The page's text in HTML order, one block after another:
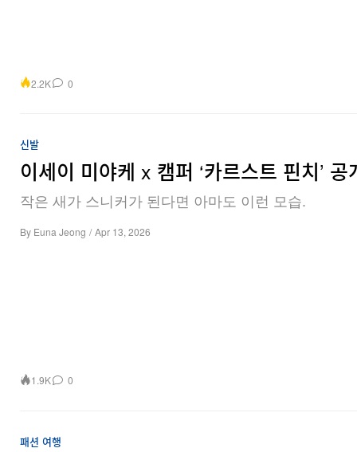
2.2K 0
신발
이세이 미야케 x 캠퍼 ‘카르스트 핀치’ 공
작은 새가 스니커가 된다면 아마도 이런 모습.
By Euna Jeong / Apr 13, 2026
1.9K 0
패션 여행